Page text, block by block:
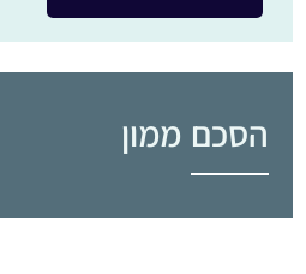
הסכם ממון